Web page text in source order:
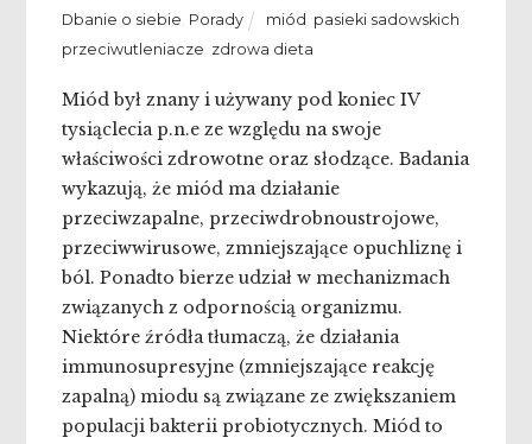
Dbanie o siebie Porady miód pasieki sadowskich
przeciwutleniacze zdrowa dieta
Miód był znany i używany pod koniec IV
tysiąclecia p.n.e ze względu na swoje
właściwości zdrowotne oraz słodzące. Badania
wykazują, że miód ma działanie
przeciwzapalne, przeciwdrobnoustrojowe,
przeciwwirusowe, zmniejszające opuchliznę i
ból. Ponadto bierze udział w mechanizmach
związanych z odpornością organizmu.
Niektóre źródła tłumaczą, że działania
immunosupresyjne (zmniejszające reakcję
zapalną) miodu są związane ze zwiększaniem
populacji bakterii probiotycznych. Miód to